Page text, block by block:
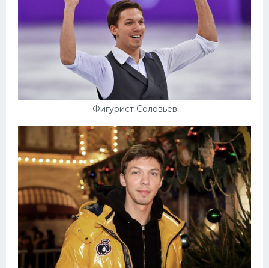
Фигурист Соловьев
Конькобежный спорт
Тренажеры
Интерьер квартиры